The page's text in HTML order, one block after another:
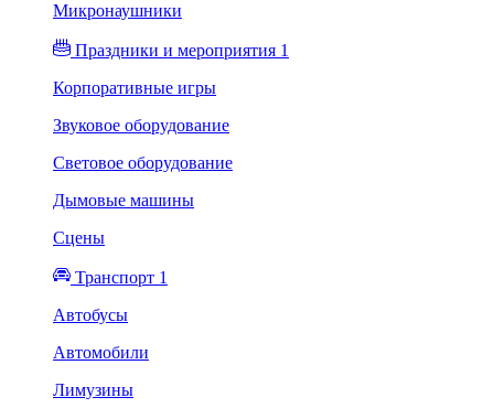
Микронаушники
Праздники и мероприятия 1
Корпоративные игры
Звуковое оборудование
Световое оборудование
Дымовые машины
Сцены
Транспорт 1
Автобусы
Автомобили
Лимузины